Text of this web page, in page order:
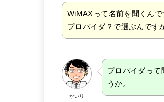
WiMAXって名前を聞くん
プロバイダ？で選ぶんです
かいり
プロバイダって
うか。